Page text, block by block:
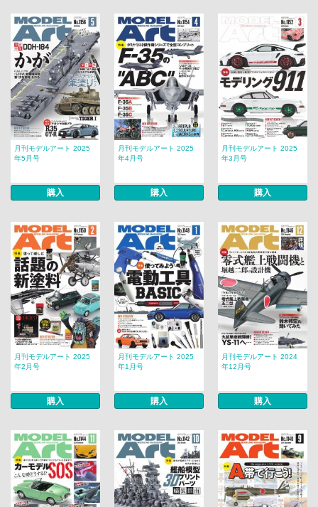
月刊モデルアート 2025
年5月号
購入
月刊モデルアート 2025
年4月号
購入
月刊モデルアート 2025
年3月号
購入
月刊モデルアート 2025
年2月号
購入
月刊モデルアート 2025
年1月号
購入
月刊モデルアート 2024
年12月号
購入